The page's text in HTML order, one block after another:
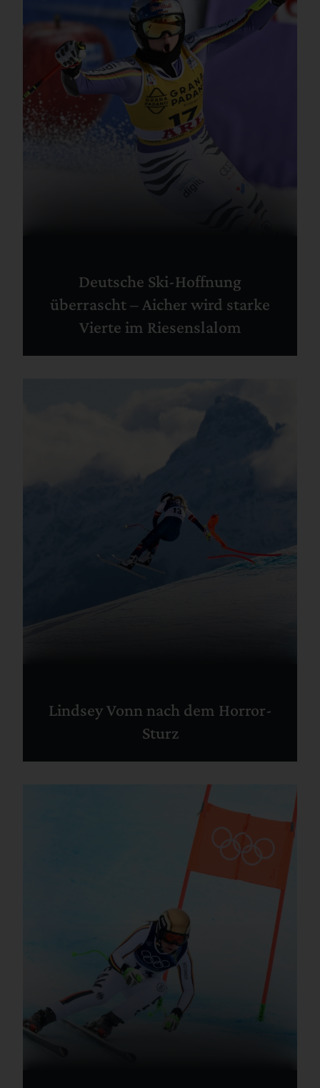
Deutsche Ski-Hoffnung
überrascht – Aicher wird starke
Vierte im Riesenslalom
Lindsey Vonn nach dem Horror-
Sturz